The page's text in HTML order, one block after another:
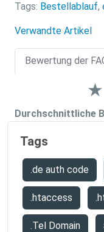
Tags: Bestellablauf,
Verwandte Artikel
Bewertung der
★
Durchschnittliche
Tags
.de auth code
.htaccess
.Tel Domain